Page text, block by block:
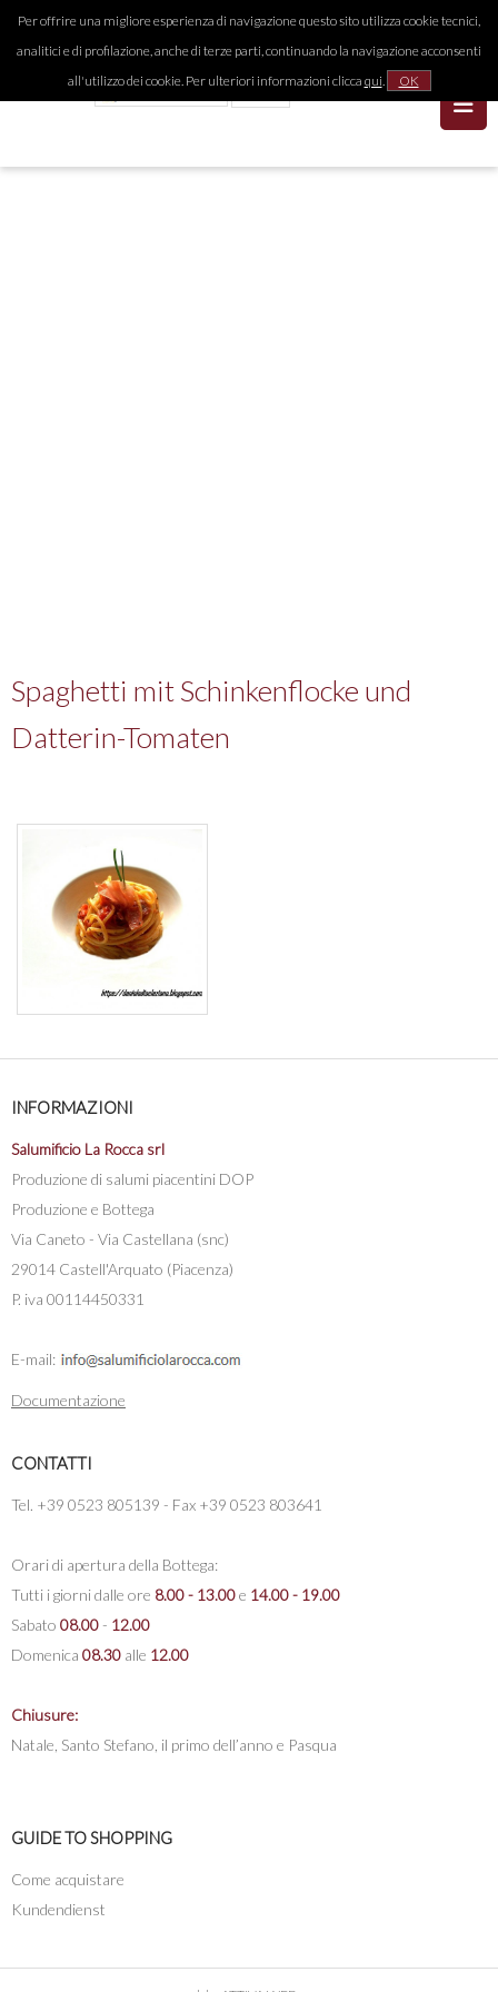
Per offrire una migliore esperienza di navigazione questo sito utilizza cookie tecnici,
analitici e di profilazione, anche di terze parti, continuando la navigazione acconsenti
all'utilizzo dei cookie. Per ulteriori informazioni clicca qui. OK
Spaghetti mit Schinkenflocke und
Datterin-Tomaten
INFORMAZIONI
Salumificio La Rocca srl
Produzione di salumi piacentini DOP
Produzione e Bottega
Via Caneto - Via Castellana (snc)
29014 Castell'Arquato (Piacenza)
P. iva 00114450331
E-mail:
Documentazione
CONTATTI
Tel. +39 0523 805139 - Fax +39 0523 803641
Orari di apertura della Bottega:
Tutti i giorni dalle ore 8.00 - 13.00e 14.00 - 19.00
Sabato 08.00- 12.00
Domenica 08.30 alle 12.00
Chiusure:
Natale, Santo Stefano, il primo dell’anno e Pasqua
GUIDE TO SHOPPING
Come acquistare
Kundendienst